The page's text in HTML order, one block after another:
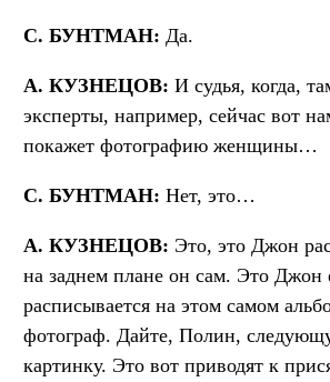
С. БУНТМАН: Да.
А. КУЗНЕЦОВ: И судья, когда,
эксперты, например, сейчас вот
покажет фотографию женщины…
С. БУНТМАН: Нет, это…
А. КУЗНЕЦОВ: Это, это Джон
на заднем плане он сам. Это Джон
расписывается на этом самом
фотограф. Дайте, Полин,
картинку. Это вот приводят к